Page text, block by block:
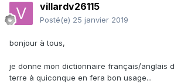
villardv26115
Posté(e) 25 janvier 2019
bonjour à tous,
je donne mon dictionnaire français/anglais
terre à quiconque en fera bon usage...